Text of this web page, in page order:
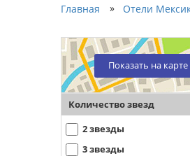
Главная » Отели
Показать на карте
Количество звезд
2 звезды
3 звезды